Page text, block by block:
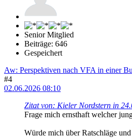
Senior Mitglied
Beiträge: 646
Gespeichert
Aw: Perspektiven nach VFA in einer
#4
02.06.2026 08:10
Zitat von: Kieler Nordstern in
Frage mich ernsthaft welcher
Würde mich über Ratschläge